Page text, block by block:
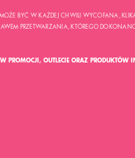
BYĆ W KAŻDEJ CHWILI WYCOFANA,
PRZETWARZANIA, KTÓREGO
PROMOCJI, OUTLECIE ORAZ PRODUKTÓW